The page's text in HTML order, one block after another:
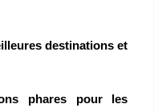
destinations et
phares pour les